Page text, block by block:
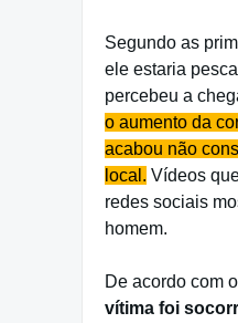
Segundo as
ele estaria
percebeu a
o aumento da
acabou não
local. Vídeos
redes sociais
homem.
De acordo com
vítima foi